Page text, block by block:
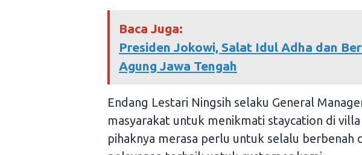
Baca Juga:
Presiden Jokowi, Salat Idul Adha dan
Agung Jawa Tengah
Endang Lestari Ningsih selaku General
masyarakat untuk menikmati staycation di
pihaknya merasa perlu untuk selalu berbenah